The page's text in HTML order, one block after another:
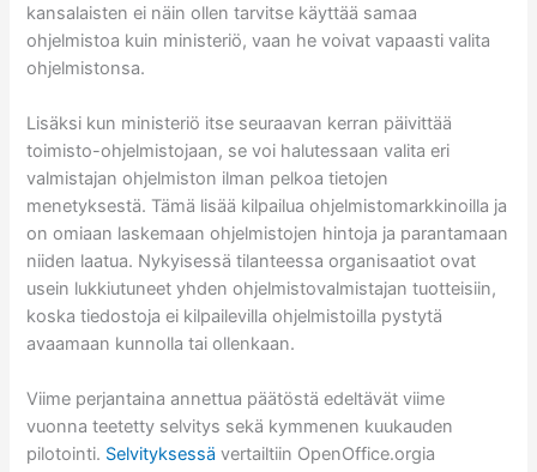
kansalaisten ei näin ollen tarvitse käyttää samaa
ohjelmistoa kuin ministeriö, vaan he voivat vapaasti valita
ohjelmistonsa.
Lisäksi kun ministeriö itse seuraavan kerran päivittää
toimisto-ohjelmistojaan, se voi halutessaan valita eri
valmistajan ohjelmiston ilman pelkoa tietojen
menetyksestä. Tämä lisää kilpailua ohjelmistomarkkinoilla ja
on omiaan laskemaan ohjelmistojen hintoja ja parantamaan
niiden laatua. Nykyisessä tilanteessa organisaatiot ovat
usein lukkiutuneet yhden ohjelmistovalmistajan tuotteisiin,
koska tiedostoja ei kilpailevilla ohjelmistoilla pystytä
avaamaan kunnolla tai ollenkaan.
Viime perjantaina annettua päätöstä edeltävät viime
vuonna teetetty selvitys sekä kymmenen kuukauden
pilotointi. Selvityksessä vertailtiin OpenOffice.orgia